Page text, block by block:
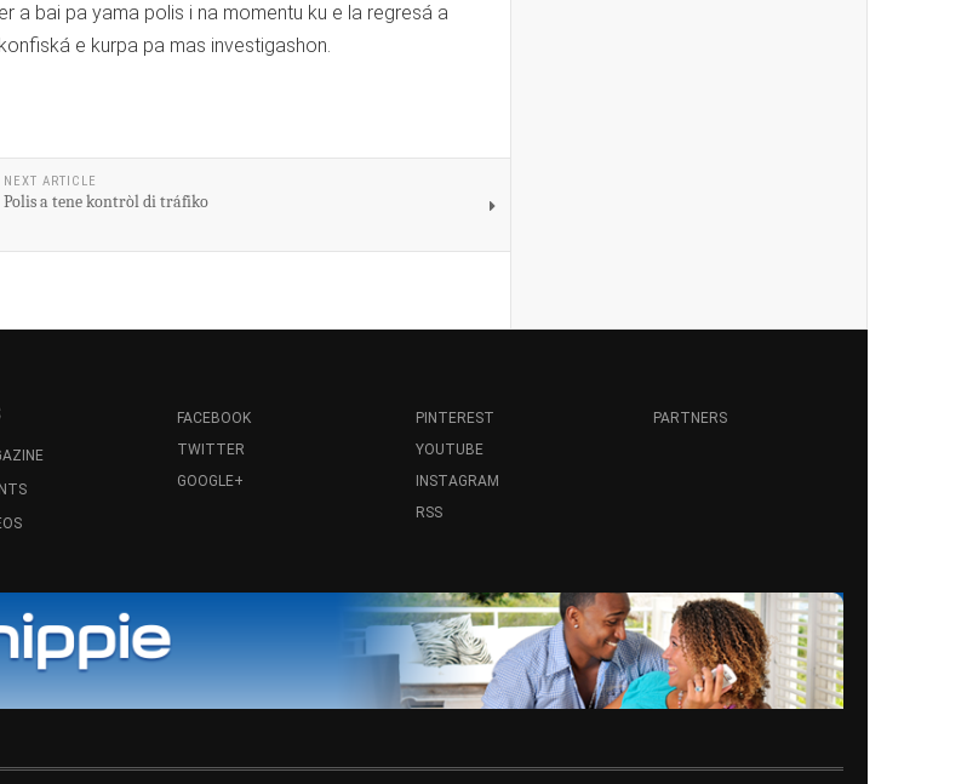
a bai pa yama polis i na momentu ku e la regresá a
e kurpa pa mas investigashon.
NEXT ARTICLE
Polis a tene kontròl di tráfiko
FACEBOOK
TWITTER
GOOGLE+
PINTEREST
YOUTUBE
INSTAGRAM
RSS
PARTNERS